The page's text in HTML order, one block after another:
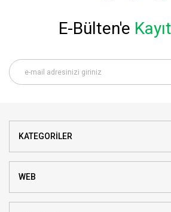
E-Bülten'e
KATEGORİLER
WEB